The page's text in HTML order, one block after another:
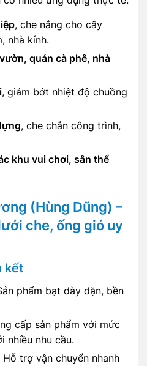
, che nắng cho cây
nhà kính.
quán cà phê, nhà
, giảm bớt nhiệt độ chuồng
, che chắn công trình,
khu vui chơi, sân thể
(Hùng Dũng) –
che, ống gió uy
kết
phẩm bạt dày dặn, bền
cấp sản phẩm với mức
nhiều nhu cầu.
Hỗ trợ vận chuyển nhanh